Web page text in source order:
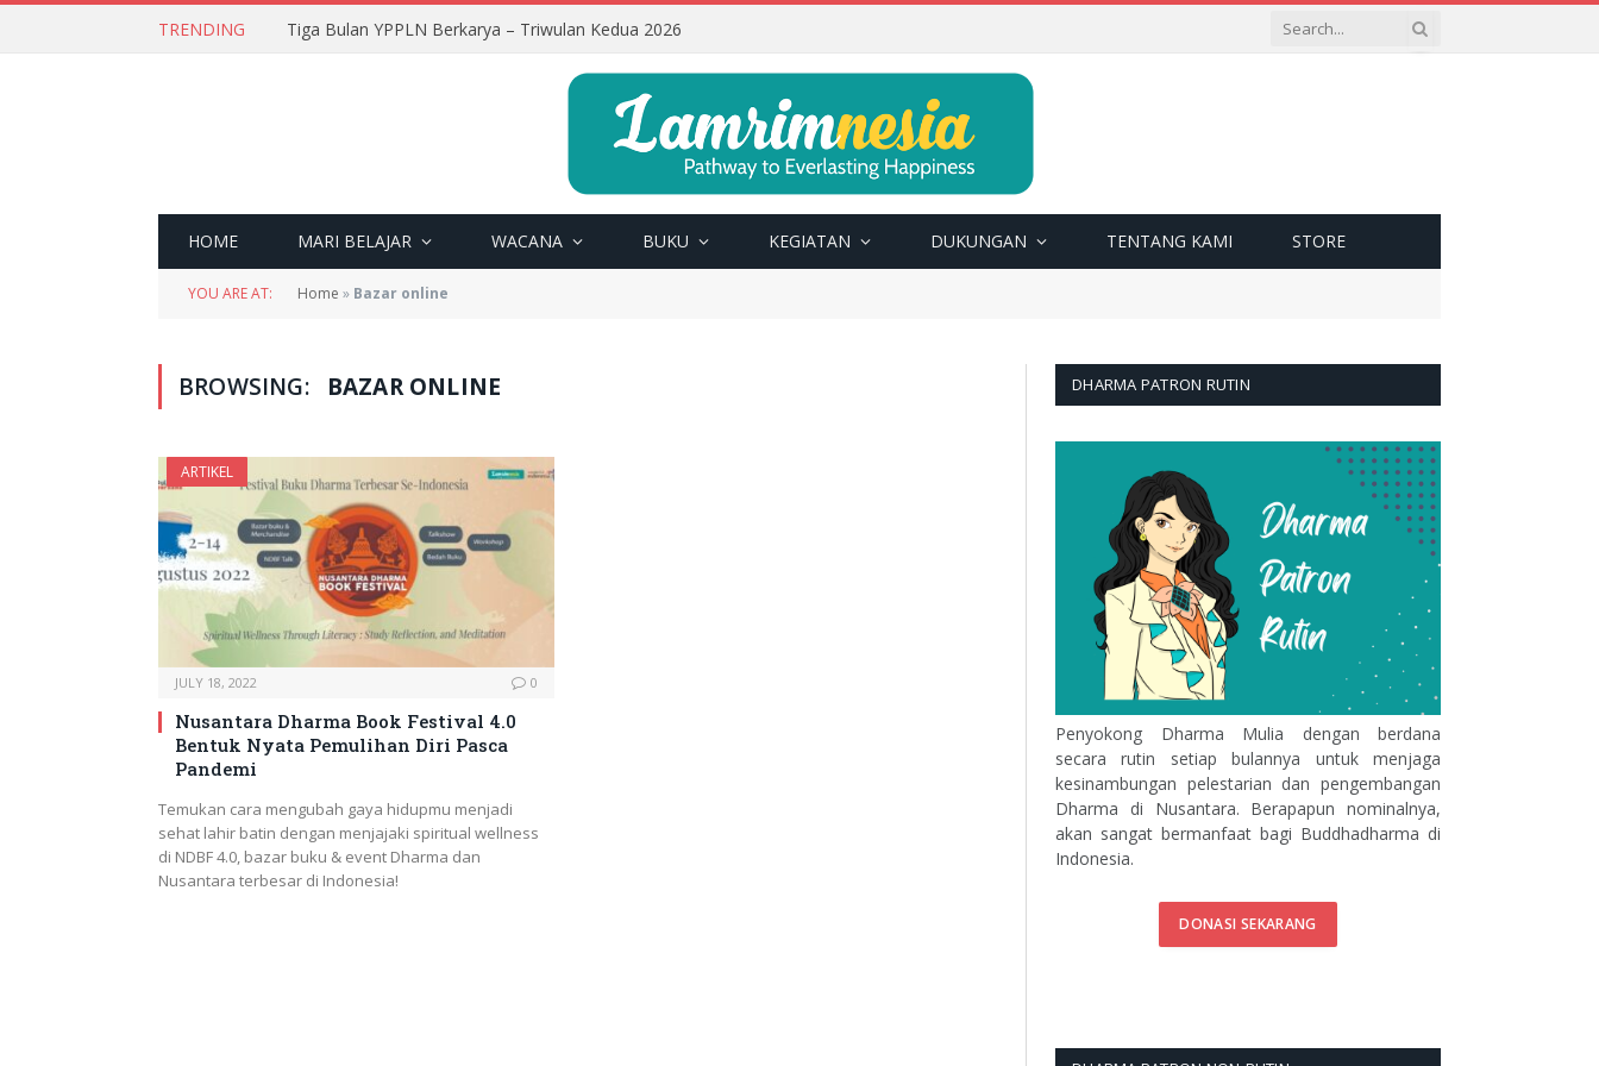
TRENDING Tiga Bulan YPPLN Berkarya – Triwulan Kedua 2026
HOME MARI BELAJAR WACANA BUKU KEGIATAN DUKUNGAN TENTANG KAMI STORE
YOU ARE AT: Home » Bazar online
BROWSING: BAZAR ONLINE
ARTIKEL
JULY 18, 2022 0
Nusantara Dharma Book Festival 4.0
Bentuk Nyata Pemulihan Diri Pasca
Pandemi
Temukan cara mengubah gaya hidupmu menjadi
sehat lahir batin dengan menjajaki spiritual wellness
di NDBF 4.0, bazar buku & event Dharma dan
Nusantara terbesar di Indonesia!
DHARMA PATRON RUTIN
Penyokong Dharma Mulia dengan berdana
secara rutin setiap bulannya untuk menjaga
kesinambungan pelestarian dan pengembangan
Dharma di Nusantara. Berapapun nominalnya,
akan sangat bermanfaat bagi Buddhadharma di
Indonesia.
DONASI SEKARANG